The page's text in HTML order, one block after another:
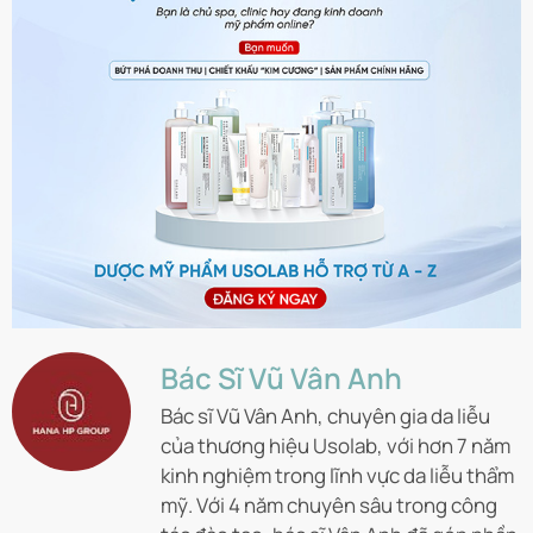
Bác Sĩ Vũ Vân Anh
Bác sĩ Vũ Vân Anh, chuyên gia da liễu
của thương hiệu Usolab, với hơn 7 năm
kinh nghiệm trong lĩnh vực da liễu thẩm
mỹ. Với 4 năm chuyên sâu trong công